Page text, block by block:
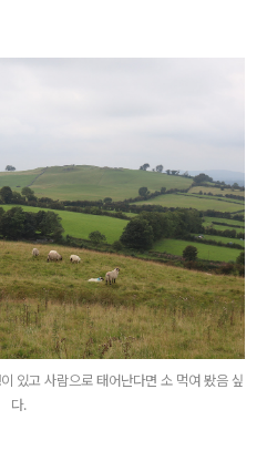
있고 사람으로 태어난다면 소 먹여 봤음 싶
다.